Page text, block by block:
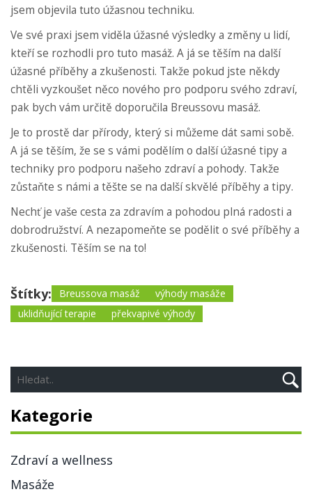
jsem objevila tuto úžasnou techniku.
Ve své praxi jsem viděla úžasné výsledky a změny u lidí,
kteří se rozhodli pro tuto masáž. A já se těším na další
úžasné příběhy a zkušenosti. Takže pokud jste někdy
chtěli vyzkoušet něco nového pro podporu svého zdraví,
pak bych vám určitě doporučila Breussovu masáž.
Je to prostě dar přírody, který si můžeme dát sami sobě.
A já se těším, že se s vámi podělím o další úžasné tipy a
techniky pro podporu našeho zdraví a pohody. Takže
zůstaňte s námi a těšte se na další skvělé příběhy a tipy.
Nechť je vaše cesta za zdravím a pohodou plná radosti a
dobrodružství. A nezapomeňte se podělit o své příběhy a
zkušenosti. Těším se na to!
Štítky: Breussova masáž
výhody masáže
uklidňující terapie
překvapivé výhody
Kategorie
Zdraví a wellness
Masáže